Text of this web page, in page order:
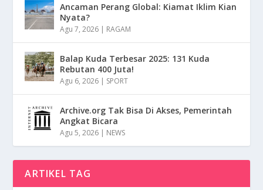
Ancaman Perang Global: Kiamat Iklim Kian
Nyata?
Agu 7, 2026 | RAGAM
Balap Kuda Terbesar 2025: 131 Kuda
Rebutan 400 Juta!
Agu 6, 2026 | SPORT
Archive.org Tak Bisa Di Akses, Pemerintah
Angkat Bicara
Agu 5, 2026 | NEWS
ARTIKEL TAG